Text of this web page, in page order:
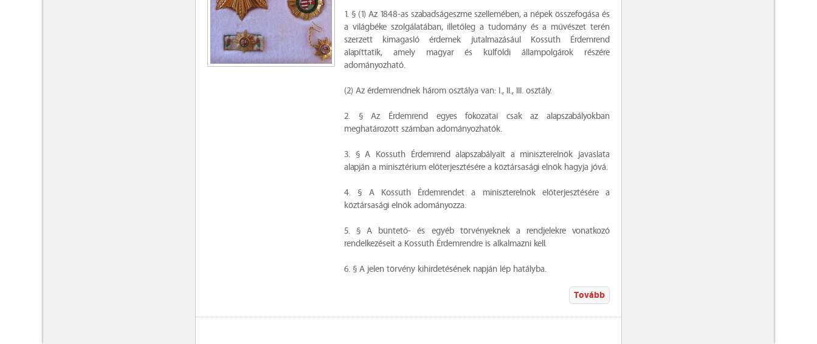
1. § (1) Az 1848-as szabadságeszme szellemében, a népek összefogása és
a világbéke szolgálatában, illetőleg a tudomány és a művészet terén
szerzett kimagasló érdemek jutalmazásául Kossuth Érdemrend
alapíttatik, amely magyar és külföldi állampolgárok részére
adományozható.
(2) Az érdemrendnek három osztálya van: I., II., III. osztály.
2. § Az Érdemrend egyes fokozatai csak az alapszabályokban
meghatározott számban adományozhatók.
3. § A Kossuth Érdemrend alapszabályait a miniszterelnök javaslata
alapján a minisztérium előterjesztésére a köztársasági elnök hagyja jóvá.
4. § A Kossuth Érdemrendet a miniszterelnök előterjesztésére a
köztársasági elnök adományozza.
5. § A büntető- és egyéb törvényeknek a rendjelekre vonatkozó
rendelkezéseit a Kossuth Érdemrendre is alkalmazni kell.
6. § A jelen törvény kihirdetésének napján lép hatályba.
Tovább